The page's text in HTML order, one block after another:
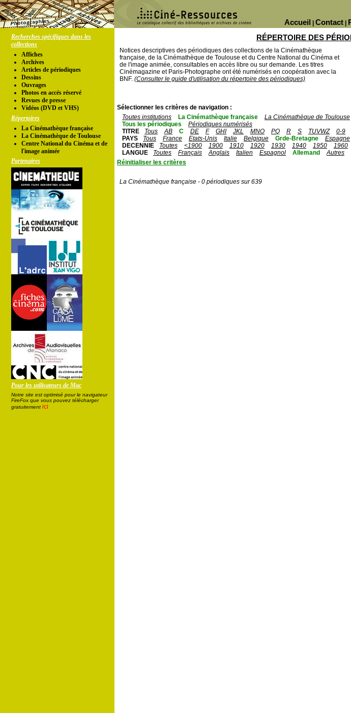
Contact
Accueil
Recherches spécifiques dans les
collections
Affiches
Archives
Articles de périodiques
Dessins
Ouvrages
Photos en accés réservé
Revues de presse
Vidéos (DVD et VHS)
Répertoires
La Cinémathèque française
La Cinémathèque de Toulouse
Centre National du Cinéma et de
l'image animée
Partenaires
Pour les utilisateurs de Mac
Notre site est optimisé pour le navigateur
FireFox que vous pouvez télécharger
gratuitement ici
RÉPERTOIRE DES
Notices descriptives des périodiques des collections de la Cinémathèque
française, de la Cinémathèque de Toulouse et du Centre National du Cinéma et
de l'image animée, consultables en accès libre ou sur demande. Les titres
Cinémagazine et Paris-Photographe ont été numérisés en coopération avec la
BNF. (Consulter le guide d'utilisation du répertoire des périodiques)
Sélectionner les critères de navigation :
Toutes institutions
La Cinémathèque française La Cinémathèque de Toulouse
Tous les périodiques
Périodiques numérisés
TITRE
Tous AB C DE F GHI JKL MNO PQ R S TUVWZ
0-9
PAYS
Tous France Etats-Unis Italie Belgique Grde-Bretagne Espagne
DECENNIE
Toutes <1900 1900 1910 1920 1930 1940 1950 1960
LANGUE
Toutes Français Anglais Italien Espagnol Allemand
Autres
Réinitialiser les critères
La Cinémathèque française - 0 périodiques sur 639